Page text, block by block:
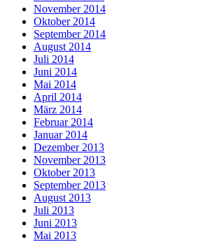
November 2014
Oktober 2014
September 2014
August 2014
Juli 2014
Juni 2014
Mai 2014
April 2014
März 2014
Februar 2014
Januar 2014
Dezember 2013
November 2013
Oktober 2013
September 2013
August 2013
Juli 2013
Juni 2013
Mai 2013